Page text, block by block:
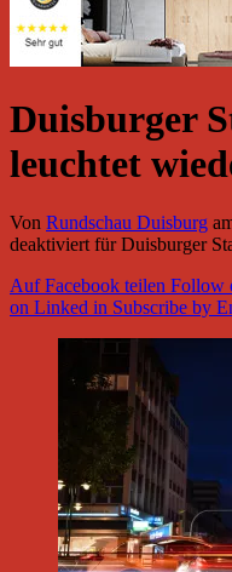
Duisburger
leuchtet
Von Rundschau Duisburg
deaktiviertfür Duisburger
Auf Facebook teilen Follow
on Linked in Subscribe by